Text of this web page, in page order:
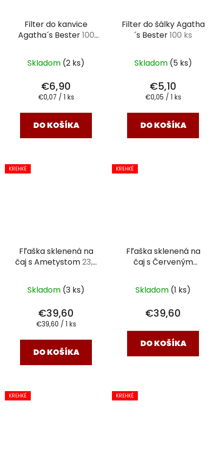
Filter do kanvice
Agatha´s Bester100
Skladom (2 ks)
€6,90
Jednotková
€0,07 / 1 ks
DO KOŠÍKA
Filter do šálky Agatha
´s Bester100 ks
Skladom (5 ks)
€5,10
Jednotková
€0,05 / 1 ks
DO KOŠÍKA
KREHKÉ
Fľaška sklenená na
čaj s Ametystom23,8
Skladom (3 ks)
€39,60
Jednotková
€39,60 / 1 ks
DO KOŠÍKA
KREHKÉ
Fľaška sklenená na
čaj s Červeným
Skladom (1 ks)
€39,60
DO KOŠÍKA
KREHKÉ KREHKÉ